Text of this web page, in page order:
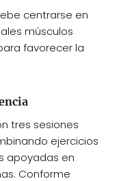
centrarse en
músculos
favorecer la
tres sesiones
ejercicios
apoyadas en
Conforme